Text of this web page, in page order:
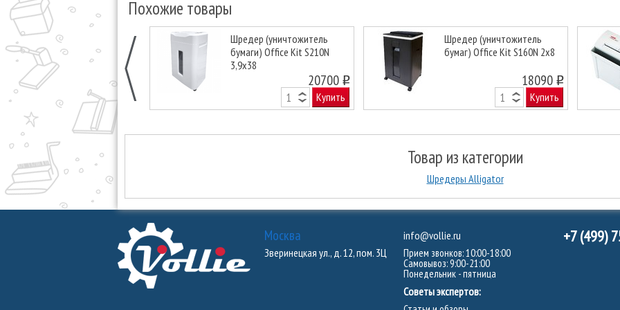
Похожие товары
Шредер (уничтожитель
бумаги) Office Kit S210N
3,9x38
20700 o
Купить
Шредер (уничтожитель
бумаг) Office Kit S160N 2х8
18090 o
Купить
Товар из категории
Шредеры Alligator
Москва
Зверинецкая ул., д. 12, пом. 3Ц
info@vollie.ru
Прием звонков: 10:00-18:00
Самовывоз: 9:00-21:00
Понедельник - пятница
Советы экспертов:
+7 (499)